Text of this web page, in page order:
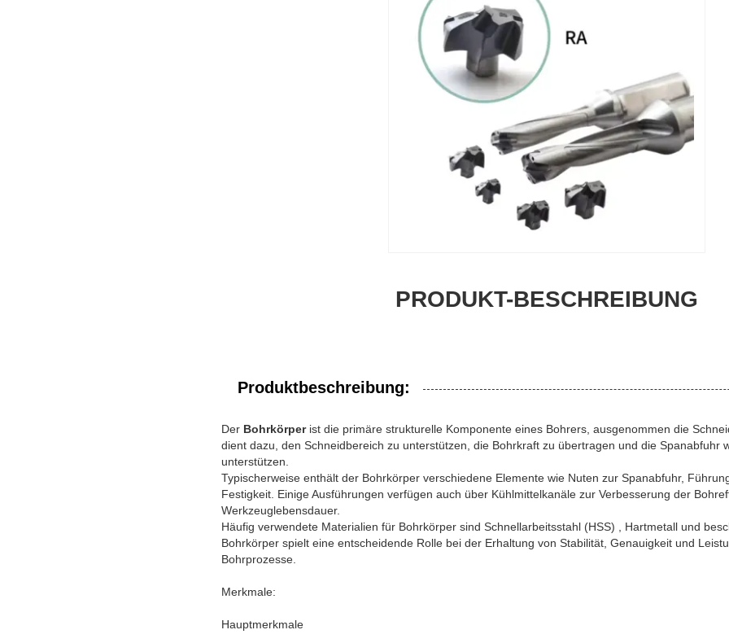
PRODUKT-BESCHREIBUNG
Produktbeschreibung:
Der Bohrkörper ist die primäre strukturelle Komponente eines Bohrers, ausgenommen die
dient dazu, den Schneidbereich zu unterstützen, die Bohrkraft zu übertragen und die Spanabfuhr
unterstützen.
Typischerweise enthält der Bohrkörper verschiedene Elemente wie Nuten zur Spanabfuhr,
Festigkeit. Einige Ausführungen verfügen auch über Kühlmittelkanäle zur Verbesserung der
Werkzeuglebensdauer.
Häufig verwendete Materialien für Bohrkörper sind Schnellarbeitsstahl (HSS) Hartmetall und
Bohrkörper spielt eine entscheidende Rolle bei der Erhaltung von Stabilität, Genauigkeit und
Bohrprozesse.
Merkmale:
Hauptmerkmale